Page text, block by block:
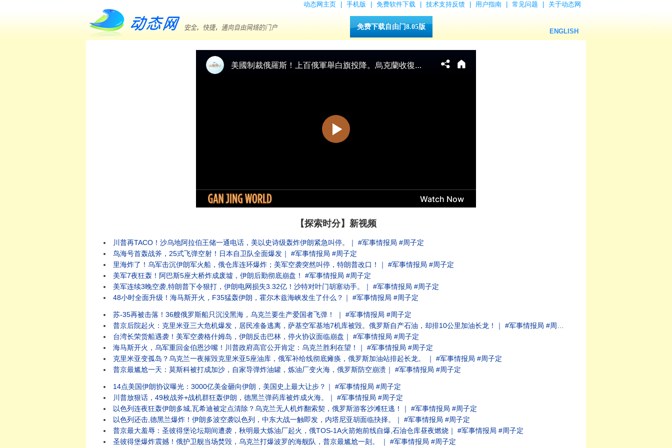
动态网主页 手机版 免费软件下载 技术支持反馈 用户指南 常见问题 关于动态网
免费下载自由门8.05版
ENGLISH
【探索时分】新视频
川普再TACO！沙乌地阿拉伯王储一通电话，美以史诗级轰炸伊朗紧急叫停。｜ #军事情报局 #周子定
鸟海号首轰战斧，25式飞弹空射！日本自卫队全面爆发｜ #军事情报局 #周子定
里海炸了！乌军击沉伊朗军火船，俄仓库连环爆炸；美军空袭突然叫停，特朗普改口！｜ #军事情报局 #周子定
美军7夜狂轰！阿巴斯5座大桥炸成废墟，伊朗后勤彻底崩盘！ #军事情报局 #周子定
美军连续3晚空袭,特朗普下令狠打，伊朗电网损失3.32亿！沙特对叶门胡塞动手。｜ #军事情报局 #周子定
48小时全面升级！海马斯开火，F35猛轰伊朗，霍尔木兹海峡发生了什么？｜ #军事情报局 #周子定
苏-35再被击落！36艘俄罗斯船只沉没黑海，乌克兰要生产爱国者飞弹！ ｜ #军事情报局 #周子定
普京后院起火：克里米亚三大危机爆发，居民准备逃离，萨基空军基地7机库被毁。俄罗斯自产石油，却排10公里加油长龙！｜ #军事情报局 #周子定
台湾长荣货船遇袭！美军空袭格什姆岛，伊朗反击巴林，停火协议面临崩盘｜ #军事情报局 #周子定
海马斯开火，乌军重回金伯恩沙嘴！川普政府高官公开肯定：乌克兰胜利在望！｜ #军事情报局 #周子定
克里米亚变孤岛？乌克兰一夜摧毁克里米亚5座油库，俄军补给线彻底瘫痪，俄罗斯加油站排起长龙。 ｜ #军事情报局 #周子定
普京最尴尬一天：莫斯科被打成加沙，自家导弹炸油罐，炼油厂变火海，俄罗斯防空崩溃｜ #军事情报局 #周子定
14点美国伊朗协议曝光：3000亿美金砸向伊朗，美国史上最大让步？｜ #军事情报局 #周子定
川普放狠话，49枚战斧+战机群狂轰伊朗，德黑兰弹药库被炸成火海。｜ #军事情报局 #周子定
以色列连夜狂轰伊朗多城,瓦希迪被定点清除？乌克兰无人机炸翻索契，俄罗斯游客沙滩狂逃！｜ #军事情报局 #周子定
以色列还击,德黑兰爆炸！伊朗多波空袭以色列，中东大战一触即发，内塔尼亚胡面临抉择。｜ #军事情报局 #周子定
普京最大羞辱：圣彼得堡论坛期间遭袭，秋明最大炼油厂起火，俄TOS-1A火箭炮前线自爆,石油仓库昼夜燃烧｜ #军事情报局 #周子定
圣彼得堡爆炸震撼！俄护卫舰当场焚毁，乌克兰打爆波罗的海舰队，普京最尴尬一刻。 ｜ #军事情报局 #周子定